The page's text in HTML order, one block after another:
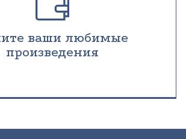
ваши любимые
произведения